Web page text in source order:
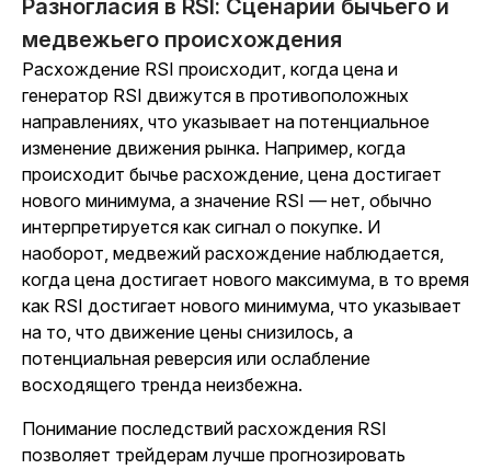
Разногласия в RSI: Сценарии бычьего и
медвежьего происхождения
Расхождение RSI происходит, когда цена и
генератор RSI движутся в противоположных
направлениях, что указывает на потенциальное
изменение движения рынка. Например, когда
происходит бычье расхождение, цена достигает
нового минимума, а значение RSI — нет, обычно
интерпретируется как сигнал о покупке. И
наоборот, медвежий расхождение наблюдается,
когда цена достигает нового максимума, в то время
как RSI достигает нового минимума, что указывает
на то, что движение цены снизилось, а
потенциальная реверсия или ослабление
восходящего тренда неизбежна.
Понимание последствий расхождения RSI
позволяет трейдерам лучше прогнозировать